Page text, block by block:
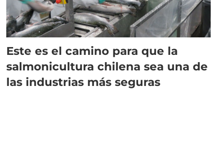
Este es el camino para que la
salmonicultura chilena sea una de
las industrias más seguras